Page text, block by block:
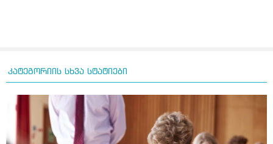
კატეგორიის სხვა სტატიები